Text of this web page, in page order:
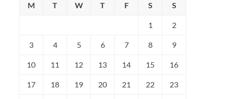
M
T W T F S S
1 2
3 4 5 6 7 8 9
10 11 12 13 14 15 16
17 18 19 20 21 22 23